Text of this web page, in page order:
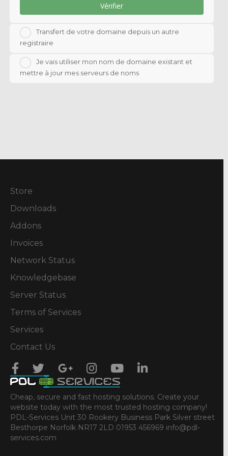
Vérifier
Transfert de votre domaine depuis un autre
registraire
Je vais utiliser mon nom de domaine existant et
mettre à jour mes serveurs de noms
Store
Downloads
Addons
Invoices
Network Status
Knowledgebase
Server Status
Terms of Services
Services
Contact Us
Cheap, secure and fast hosting solutions. Create your
website today with the most trusted hosting company!
PDL-Services Unit 30 Rookery Business Park Silver street
Besthorpe Norfolk NR17 2LD 01953 456969 info@pdl-
services.com